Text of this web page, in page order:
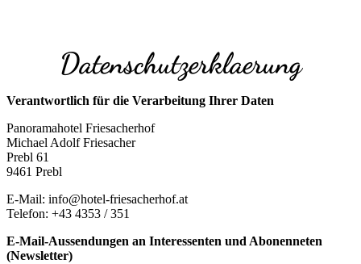
Datenschutzerklaerung
Verantwortlich für die Verarbeitung Ihrer Daten
Panoramahotel Friesacherhof
Michael Adolf Friesacher
Prebl 61
9461 Prebl
E-Mail: info@hotel-friesacherhof.at
Telefon: +43 4353 / 351
E-Mail-Aussendungen an Interessenten und Abonenneten
(Newsletter)